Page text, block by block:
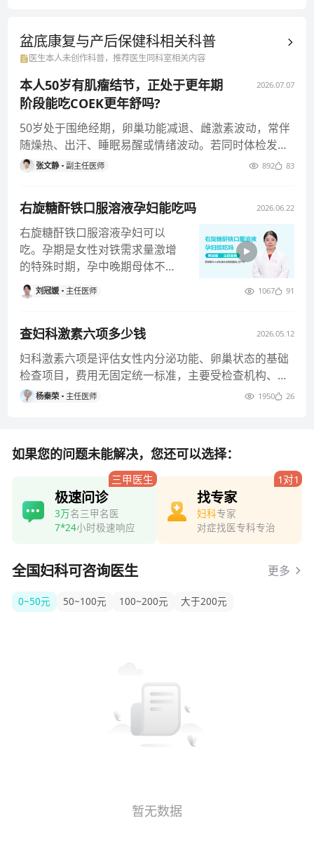
盆底康复与产后保健科相关科普
医生本人未创作科普，推荐医生同科室相关内容
本人50岁有肌瘤结节，正处于更年期
阶段能吃COEK更年舒吗?
2026.07.07
50岁处于围绝经期，卵巢功能减退、雌激素波动，常伴
随燥热、出汗、睡眠易醒或情绪波动。若同时体检发现
子宫肌瘤或乳腺结节，调
张文静 副主任医师 892 83
右旋糖酐铁口服溶液孕妇能吃吗 2026.06.22
右旋糖酐铁口服溶液孕妇可以
吃。孕期是女性对铁需求量激增
的特殊时期，孕中晚期母体不仅
要满足自身所需，还要为胎儿发
育提供大量
刘冠媛 主任医师 1067 91
查妇科激素六项多少钱 2026.05.12
妇科激素六项是评估女性内分泌功能、卵巢状态的基础
检查项目，费用无固定统一标准，主要受检查机构、检
测方式、地区、配套服务等
杨秦荣 主任医师 1950 26
如果您的问题未能解决，您还可以选择：
三甲医生
极速问诊
3万名三甲名医
7*24小时极速响应
1对1
找专家
妇科专家
对症找医专科专治
全国妇科可咨询医生 更多
0~50元 50~100元 100~200元 大于200元
暂无数据